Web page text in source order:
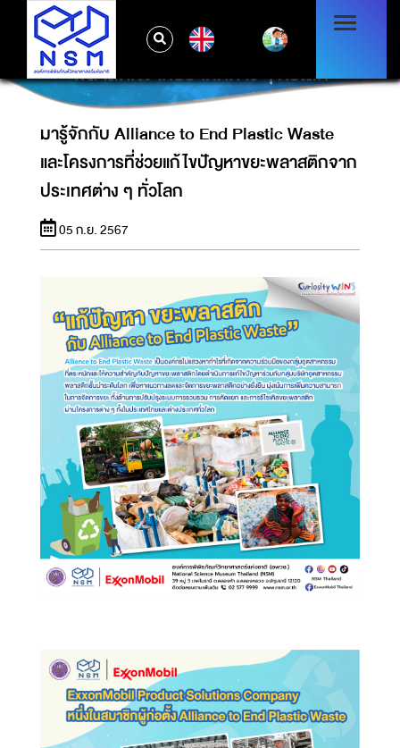
มารู้จักกับ ALLIANCE TO END PLASTIC
WASTE และโครงการที่ช่วยแก้ไขปัญหาขยะ
พลาสติกจากประเทศต่าง ๆ ทั่วโลก
มารู้จักกับ Alliance to End Plastic Waste
และโครงการที่ช่วยแก้ไขปัญหาขยะพลาสติกจาก
ประเทศต่าง ๆ ทั่วโลก
05 ก.ย. 2567